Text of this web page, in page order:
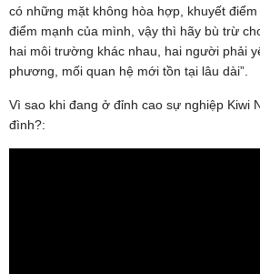
có những mặt không hòa hợp, khuyết
điểm mạnh của mình, vậy thì hãy bù trừ
hai môi trường khác nhau, hai người phải
phương, mối quan hệ mới tồn tại lâu dài”.
Vì sao khi đang ở đỉnh cao sự nghiệp Kiwi
đình?: